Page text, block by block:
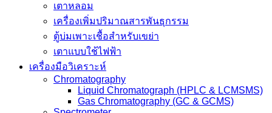
เตาหลอม
เครื่องเพิ่มปริมาณสารพันธุกรรม
ตู้บ่มเพาะเชื้อสำหรับเขย่า
เตาแบบใช้ไฟฟ้า
เครื่องมือวิเคราะห์
Chromatography
Liquid Chromatograph (HPLC & LCMSMS)
Gas Chromatography (GC & GCMS)